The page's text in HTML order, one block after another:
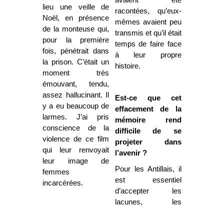
lieu une veille de
Noël, en présence
de la monteuse qui,
pour la première
fois, pénétrait dans
la prison. C’était un
moment très
émouvant, tendu,
assez hallucinant. Il
y a eu beaucoup de
larmes. J’ai pris
conscience de la
violence de ce film
qui leur renvoyait
leur image de
femmes
incarcérées.
racontées, qu’eux-
mêmes avaient peu
transmis et qu’il était
temps de faire face
à leur propre
histoire.
Est-ce que cet
effacement de la
mémoire rend
difficile de se
projeter dans
l’avenir ?
Pour les Antillais, il
est essentiel
d’accepter les
lacunes, les